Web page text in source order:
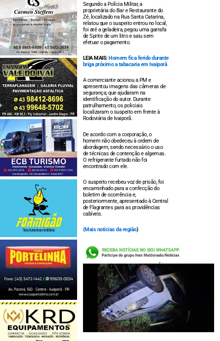
Segundo a Polícia Militar, a
proprietária do Bar e Restaurante do
Zé, localizado na Rua Santa Catarina,
relatou que o suspeito entrou no local,
foi até a geladeira, pegou uma garrafa
de Sprite de um litro e saiu sem
efetuar o pagamento.
LEIA MAIS: Homem fica ferido durante
briga próximo a tabacaria em Ivaiporã
A comerciante acionou a PM e
apresentou imagens das câmeras de
segurança, que ajudaram na
identificação do autor. Durante
patrulhamento, os policiais
localizaram o suspeito em frente à
Rodoviária de Ivaiporã.
De acordo com a corporação, o
homem não obedeceu à ordem de
abordagem, sendo necessário o uso
de técnicas de contenção e algemas.
O refrigerante furtado não foi
encontrado com ele.
O suspeito recebeu voz de prisão, foi
encaminhado para a confecção do
boletim de ocorrência e,
posteriormente, apresentado à Central
de Flagrantes para as providências
cabíveis.
(Mais notícias da região)
LEIA TAMBÉM: